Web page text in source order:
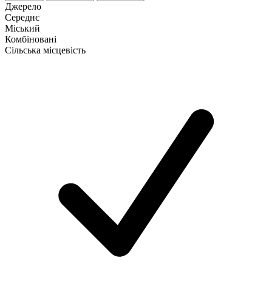
Джерело
Середнє
Міський
Комбіновані
Сільська місцевість